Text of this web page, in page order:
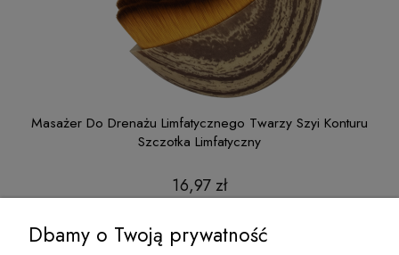
Masażer Do Drenażu Limfatycznego Twarzy Szyi Konturu
Szczotka Limfatyczny
16,97 zł
Dbamy o Twoją prywatność